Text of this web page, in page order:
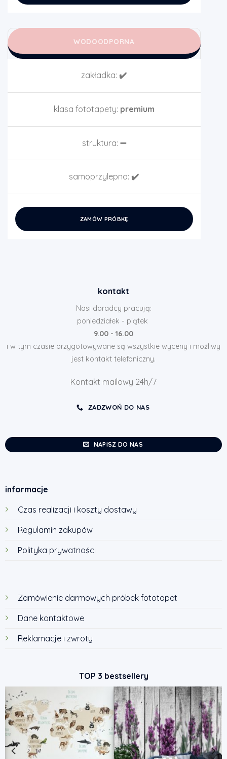
WODOODPORNA
zakładka: ✔️
klasa fototapety: premium
struktura: ➖
samoprzylepna: ✔️
ZAMÓW PRÓBKĘ
kontakt
Nasi doradcy pracują:
poniedziałek - piątek
9.00 - 16.00
i w tym czasie przygotowywane są wszystkie wyceny i możliwy
jest kontakt telefoniczny.
Kontakt mailowy 24h/7
ZADZWOŃ DO NAS
NAPISZ DO NAS
informacje
Czas realizacji i koszty dostawy
Regulamin zakupów
Polityka prywatności
Zamówienie darmowych próbek fototapet
Dane kontaktowe
Reklamacje i zwroty
TOP 3 bestsellery